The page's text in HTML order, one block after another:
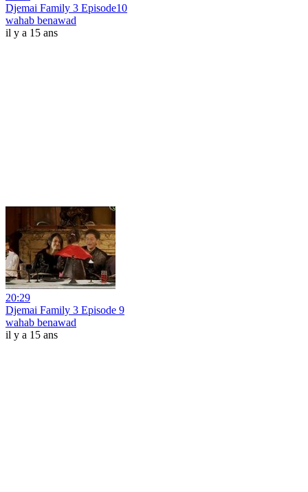
Djemai Family 3 Episode10
wahab benawad
il y a 15 ans
20:29
Djemai Family 3 Episode 9
wahab benawad
il y a 15 ans